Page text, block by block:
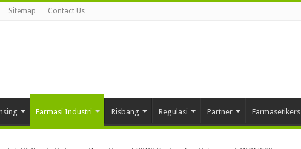
Sitemap Contact Us
Farmasi Industri Risbang Regulasi Partner Farmasetikers